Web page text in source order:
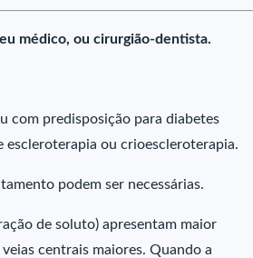
médico, ou cirurgião-dentista.
com predisposição para diabetes
escleroterapia ou crioescleroterapia.
podem ser necessárias.
de soluto) apresentam maior
centrais maiores. Quando a